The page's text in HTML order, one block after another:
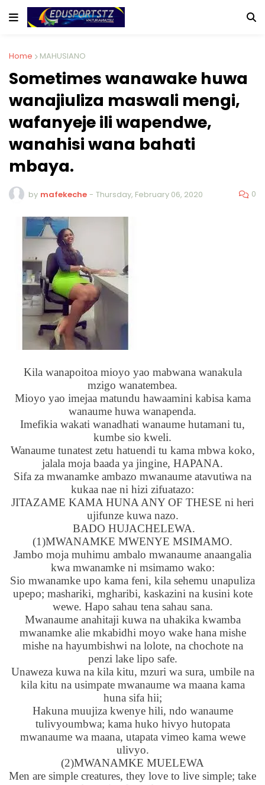
Home MAHUSIANO
Sometimes wanawake huwa
wanajiuliza maswali mengi,
wafanyeje ili wapendwe,
wanahisi wana bahati
mbaya.
by mafekeche - Thursday, February 06, 2020 0
Kila wanapoitoa mioyo yao mabwana wanakula
mzigo wanatembea.
Mioyo yao imejaa matundu hawaamini kabisa kama
wanaume huwa wanapenda.
Imefikia wakati wanadhati wanaume hutamani tu,
kumbe sio kweli.
Wanaume tunatest zetu hatuendi tu kama mbwa koko,
jalala moja baada ya jingine, HAPANA.
Sifa za mwanamke ambazo mwanaume atavutiwa na
kukaa nae ni hizi zifuatazo:
JITAZAME KAMA HUNA ANY OF THESE ni heri
ujifunze kuwa nazo.
BADO HUJACHELEWA.
(1)MWANAMKE MWENYE MSIMAMO.
Jambo moja muhimu ambalo mwanaume anaangalia
kwa mwanamke ni msimamo wako:
Sio mwanamke upo kama feni, kila sehemu unapuliza
upepo; mashariki, mgharibi, kaskazini na kusini kote
wewe. Hapo sahau tena sahau sana.
Mwanaume anahitaji kuwa na uhakika kwamba
mwanamke alie mkabidhi moyo wake hana mishe
mishe na hayumbishwi na lolote, na chochote na
penzi lake lipo safe.
Unaweza kuwa na kila kitu, mzuri wa sura, umbile na
kila kitu na usimpate mwanaume wa maana kama
huna sifa hii;
Hakuna muujiza kwenye hili, ndo wanaume
tulivyoumbwa; kama huko hivyo hutopata
mwanaume wa maana, utapata vimeo kama wewe
ulivyo.
(2)MWANAMKE MUELEWA
Men are simple creatures, they love to live simple; take